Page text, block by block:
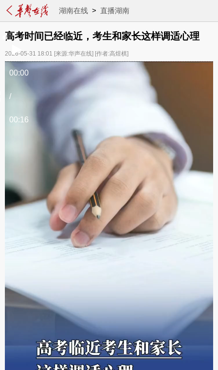
湖南在线> 直播湖南
高考时间已经临近，考生和家长这样调适心理
2026-05-31 18:01 [来源:华声在线] [作者:高煜棋]
00:00
/
00:16